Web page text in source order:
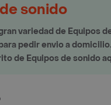
sonido
variedad de Equipos
pedir envio a
de Equipos de sonido